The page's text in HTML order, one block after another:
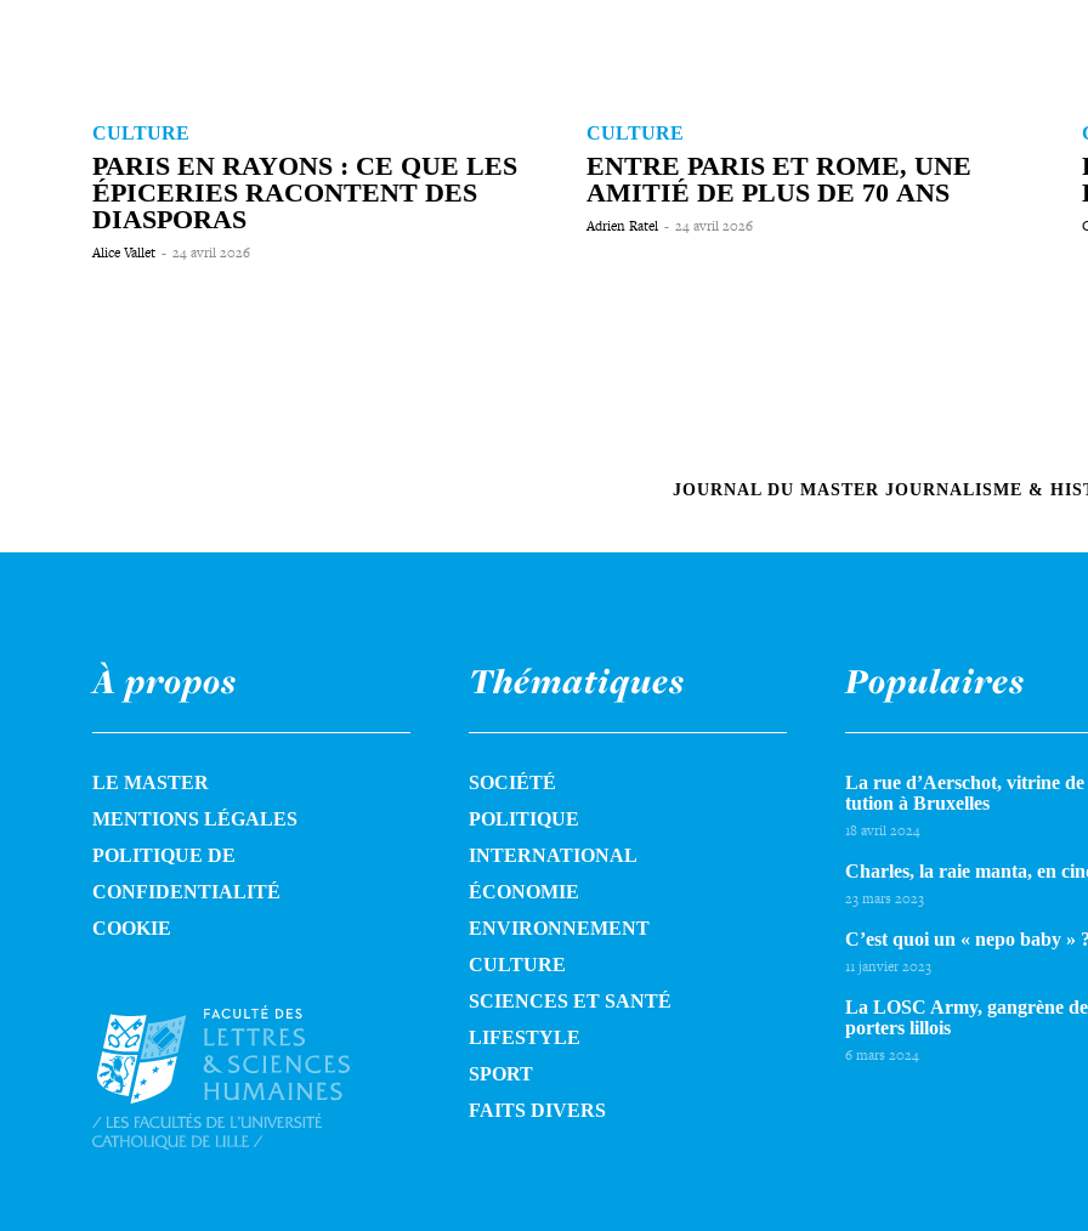
CULTURE
PARIS EN RAYONS : CE QUE LES
ÉPICERIES RACONTENT DES
DIASPORAS
Alice Vallet - 24 avril 2026
CULTURE
ENTRE PARIS ET ROME, UNE
AMITIÉ DE PLUS DE 70 ANS
Adrien Ratel - 24 avril 2026
JOURNAL DU MASTER JOURNALISME &
À propos
LE MASTER
MENTIONS LÉGALES
POLITIQUE DE
CONFIDENTIALITÉ
COOKIE
Thématiques
SOCIÉTÉ
POLITIQUE
INTERNATIONAL
ÉCONOMIE
ENVIRONNEMENT
CULTURE
SCIENCES ET SANTÉ
LIFESTYLE
SPORT
FAITS DIVERS
Populaires
La rue d’Aerschot, vitrine
tu­tion à Bruxelles
18 avril 2024
Charles, la raie manta, en
23 mars 2023
C’est quoi un « nepo baby » ?
11 janvier 2023
La LOSC Army, gangrène
por­ters lillois
6 mars 2024